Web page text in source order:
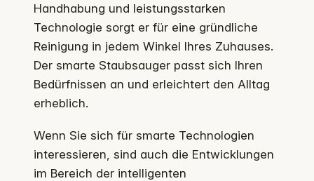
Handhabung und leistungsstarken
Technologie sorgt er für eine gründliche
Reinigung in jedem Winkel Ihres Zuhauses.
Der smarte Staubsauger passt sich Ihren
Bedürfnissen an und erleichtert den Alltag
erheblich.
Wenn Sie sich für smarte Technologien
interessieren, sind auch die Entwicklungen
im Bereich der intelligenten